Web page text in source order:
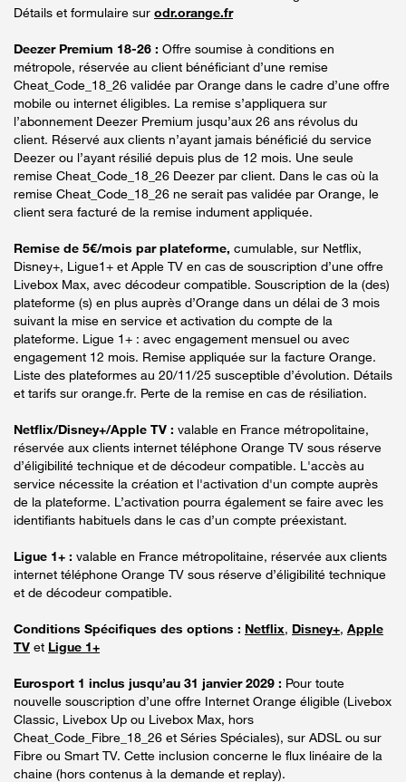
Détails et formulaire sur odr.orange.fr
Deezer Premium 18-26 : Offre soumise à conditions en
métropole, réservée au client bénéficiant d’une remise
Cheat_Code_18_26 validée par Orange dans le cadre d’une offre
mobile ou internet éligibles. La remise s’appliquera sur
l’abonnement Deezer Premium jusqu’aux 26 ans révolus du
client. Réservé aux clients n’ayant jamais bénéficié du service
Deezer ou l’ayant résilié depuis plus de 12 mois. Une seule
remise Cheat_Code_18_26 Deezer par client. Dans le cas où la
remise Cheat_Code_18_26 ne serait pas validée par Orange, le
client sera facturé de la remise indument appliquée.
Remise de 5€/mois par plateforme, cumulable, sur Netflix,
Disney+, Ligue1+ et Apple TV en cas de souscription d’une offre
Livebox Max, avec décodeur compatible. Souscription de la (des)
plateforme (s) en plus auprès d’Orange dans un délai de 3 mois
suivant la mise en service et activation du compte de la
plateforme. Ligue 1+ : avec engagement mensuel ou avec
engagement 12 mois. Remise appliquée sur la facture Orange.
Liste des plateformes au 20/11/25 susceptible d’évolution. Détails
et tarifs sur orange.fr. Perte de la remise en cas de résiliation.
Netflix/Disney+/Apple TV : valable en France métropolitaine,
réservée aux clients internet téléphone Orange TV sous réserve
d’éligibilité technique et de décodeur compatible. L'accès au
service nécessite la création et l'activation d'un compte auprès
de la plateforme. L’activation pourra également se faire avec les
identifiants habituels dans le cas d’un compte préexistant.
Ligue 1+ : valable en France métropolitaine, réservée aux clients
internet téléphone Orange TV sous réserve d’éligibilité technique
et de décodeur compatible.
Conditions Spécifiques des options : Netflix, Disney+, Apple
TV et Ligue 1+
Eurosport 1 inclus jusqu’au 31 janvier 2029 : Pour toute
nouvelle souscription d’une offre Internet Orange éligible (Livebox
Classic, Livebox Up ou Livebox Max, hors
Cheat_Code_Fibre_18_26 et Séries Spéciales), sur ADSL ou sur
Fibre ou Smart TV. Cette inclusion concerne le flux linéaire de la
chaine (hors contenus à la demande et replay).